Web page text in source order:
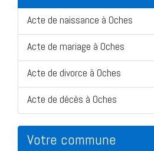
Acte de naissance à Oches
Acte de mariage à Oches
Acte de divorce à Oches
Acte de décès à Oches
Votre commune